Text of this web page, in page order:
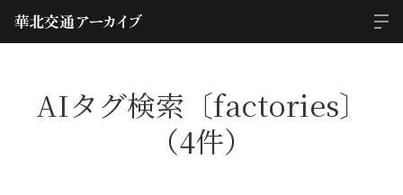
AIタグ検索〔factories〕
（4件）